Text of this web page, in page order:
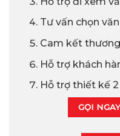
Tư vấn chọn
Cam kết
Hỗ trợ khách
Hỗ trợ thiết kế
GỌI